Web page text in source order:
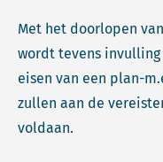
Met het doorlopen
wordt tevens
eisen van een plan-
zullen aan de
voldaan.